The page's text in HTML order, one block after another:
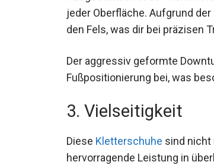
auf jeder Oberfläche.
Gefühl für den Fels, was dir
Der aggressiv geformte
Fußpositionierung bei, was
3. Vielseitigkeit
Diese Kletterschuhe sind nicht
hervorragende Leistung in